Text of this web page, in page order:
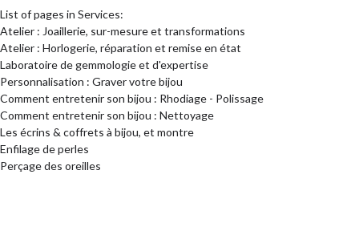
List of pages in Services:
Atelier : Joaillerie, sur-mesure et transformations
Atelier : Horlogerie, réparation et remise en état
Laboratoire de gemmologie et d'expertise
Personnalisation : Graver votre bijou
Comment entretenir son bijou : Rhodiage - Polissage
Comment entretenir son bijou : Nettoyage
Les écrins & coffrets à bijou, et montre
Enfilage de perles
Perçage des oreilles